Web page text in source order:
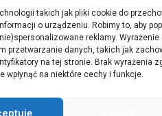
takich jak pliki cookie do
o urządzeniu. Robimy to, aby
reklamy.
przetwarzanie danych, takich jak
na tej stronie. Brak wyrażenia
wpłynąć na niektóre cechy i funkcje.